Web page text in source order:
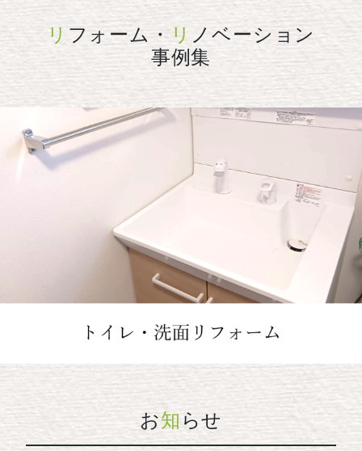
リ フォーム・ リ ノベーション
事例集
お知 らせ